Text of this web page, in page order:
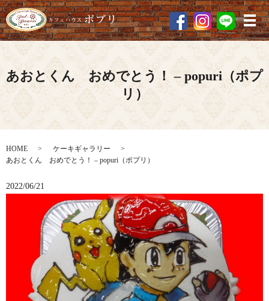
メ
あおとくん おめでとう！ – popuri（ポプ
リ）
HOME
ケーキギャラリー
あおとくん おめでとう！ – popuri（ポプリ）
2022/06/21